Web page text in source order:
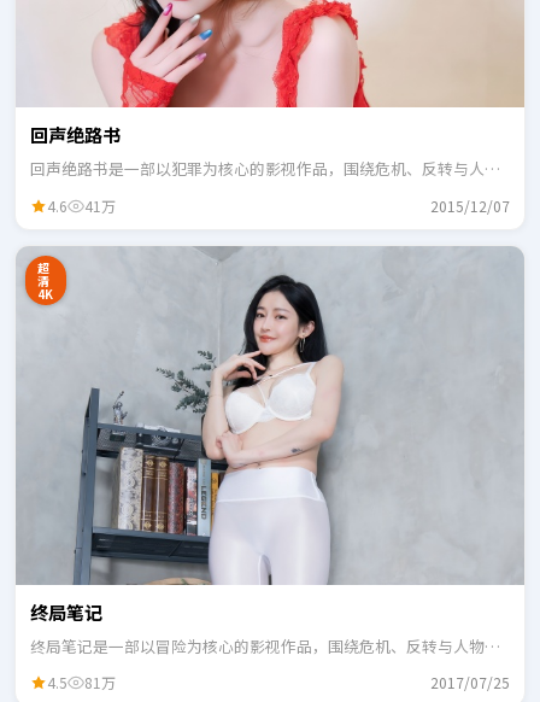
回声绝路书
回声绝路书是一部以犯罪为核心的影视作品，围绕危机、反转与人物
4.6 41万 2015/12/07
超
清
4K
终局笔记
终局笔记是一部以冒险为核心的影视作品，围绕危机、反转与人物成
4.5 81万 2017/07/25